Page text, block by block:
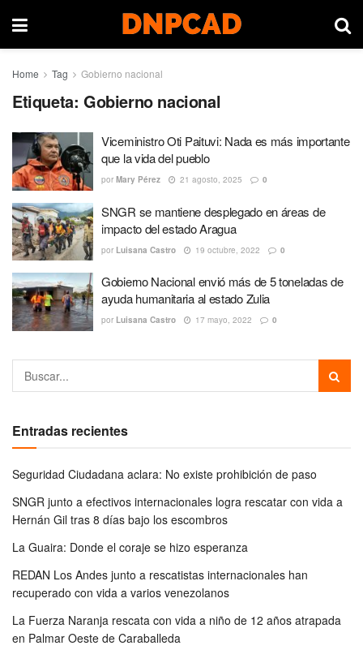
Home Tag Gobierno nacional
Etiqueta: Gobierno nacional
Viceministro Oti Paituvi: Nada es más importante
que la vida del pueblo
por Mary Pérez 21 agosto, 2025 0
SNGR se mantiene desplegado en áreas de
impacto del estado Aragua
por Luisana Castro 19 octubre, 2022 0
Gobierno Nacional envió más de 5 toneladas de
ayuda humanitaria al estado Zulia
por Luisana Castro 17 mayo, 2022 0
Entradas recientes
Seguridad Ciudadana aclara: No existe prohibición de paso
SNGR junto a efectivos internacionales logra rescatar con vida a
Hernán Gil tras 8 días bajo los escombros
La Guaira: Donde el coraje se hizo esperanza
REDAN Los Andes junto a rescatistas internacionales han
recuperado con vida a varios venezolanos
La Fuerza Naranja rescata con vida a niño de 12 años atrapada
en Palmar Oeste de Caraballeda